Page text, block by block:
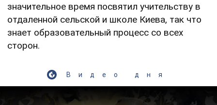
значительное время посвятил учительству в
отдаленной сельской и школе Киева, так что
знает образовательный процесс со всех
сторон.
Видео дня